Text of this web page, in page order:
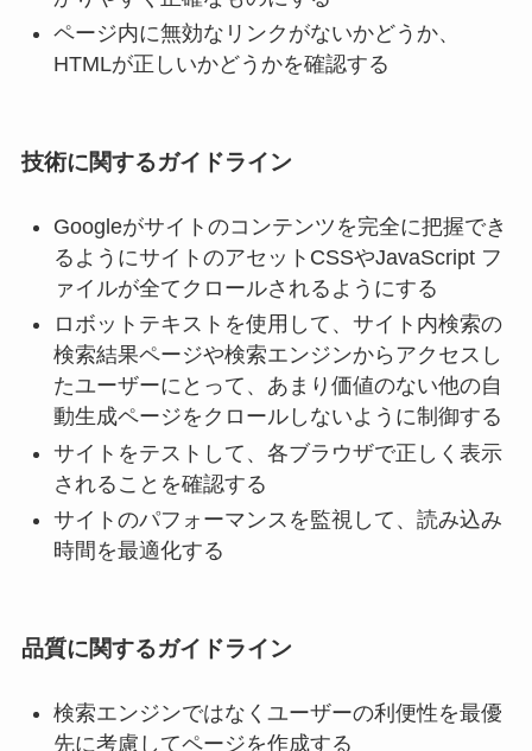
ページ内に無効なリンクがないかどうか、
HTMLが正しいかどうかを確認する
技術に関するガイドライン
Googleがサイトのコンテンツを完全に把握でき
るようにサイトのアセットCSSやJavaScript フ
ァイルが全てクロールされるようにする
ロボットテキストを使用して、サイト内検索の
検索結果ページや検索エンジンからアクセスし
たユーザーにとって、あまり価値のない他の自
動生成ページをクロールしないように制御する
サイトをテストして、各ブラウザで正しく表示
されることを確認する
サイトのパフォーマンスを監視して、読み込み
時間を最適化する
品質に関するガイドライン
検索エンジンではなくユーザーの利便性を最優
先に考慮してページを作成する